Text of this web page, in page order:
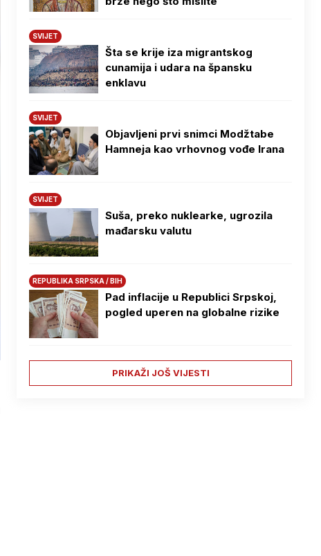
SVIJET
Šta se krije iza migrantskog
cunamija i udara na špansku
enklavu
SVIJET
Objavljeni prvi snimci Modžtabe
Hamneja kao vrhovnog vođe Irana
SVIJET
Suša, preko nuklearke, ugrozila
mađarsku valutu
REPUBLIKA SRPSKA / BIH
Pad inflacije u Republici Srpskoj,
pogled uperen na globalne rizike
PRIKAŽI JOŠ VIJESTI